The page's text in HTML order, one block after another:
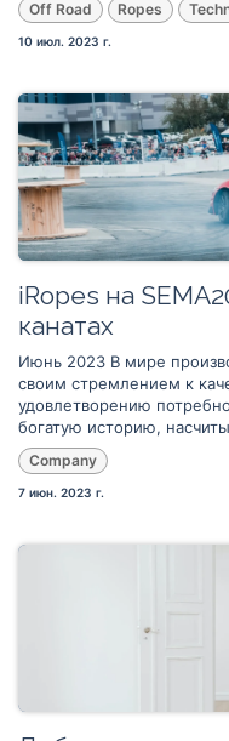
Off Road Ropes
10 июл. 2023 г.
iRopes на
канатах
Июнь 2023 В мире
своим стремлением к
удовлетворению
богатую историю,
Company
7 июн. 2023 г.